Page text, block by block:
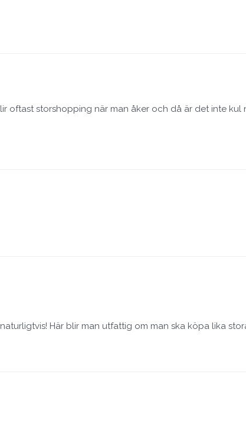
oftast storshopping när man åker och då är det inte
Här blir man utfattig om man ska köpa lika